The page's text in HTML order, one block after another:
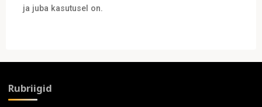
ja juba kasutusel on.
Rubriigid